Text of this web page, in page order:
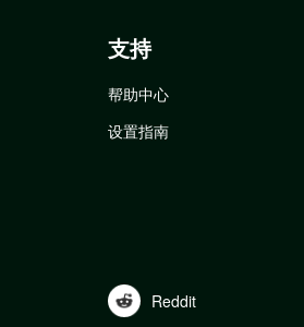
支持
帮助中心
设置指南
Reddit